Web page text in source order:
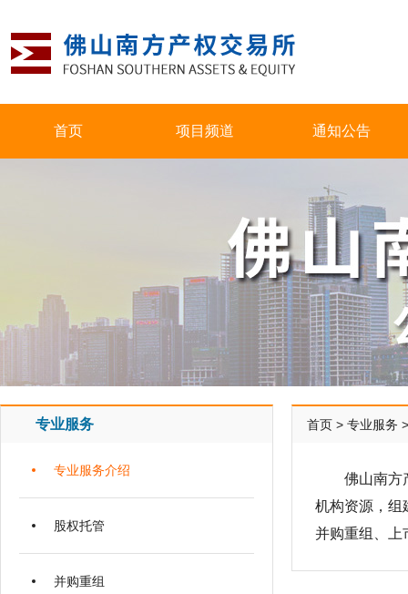
首页 项目频道 通知公告
专业服务
专业服务介绍
股权托管
并购重组
首页 > 专业服务
佛山南方产
机构资源，组
并购重组、上